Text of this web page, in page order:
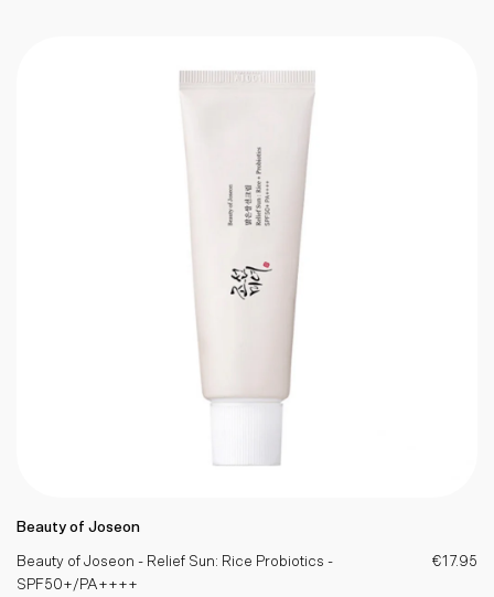
Beauty of Joseon
Beauty of Joseon - Relief Sun: Rice Probiotics -
SPF50+/PA++++
€17.95